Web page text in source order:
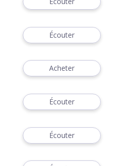
Écouter
Acheter
Écouter
Écouter